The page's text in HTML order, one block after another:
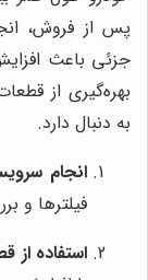
پس از فروش،
جزئی باعث
بهره‌گیری از
به دنبال دارد.
انجام
فیلترها و
استفاده از